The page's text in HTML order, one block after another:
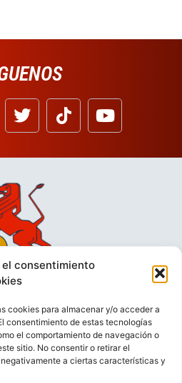
consentimiento
cookies para almacenar y/o acceder a
consentimiento de estas tecnologías
el comportamiento de navegación o
sitio. No consentir o retirar el
a ciertas características y